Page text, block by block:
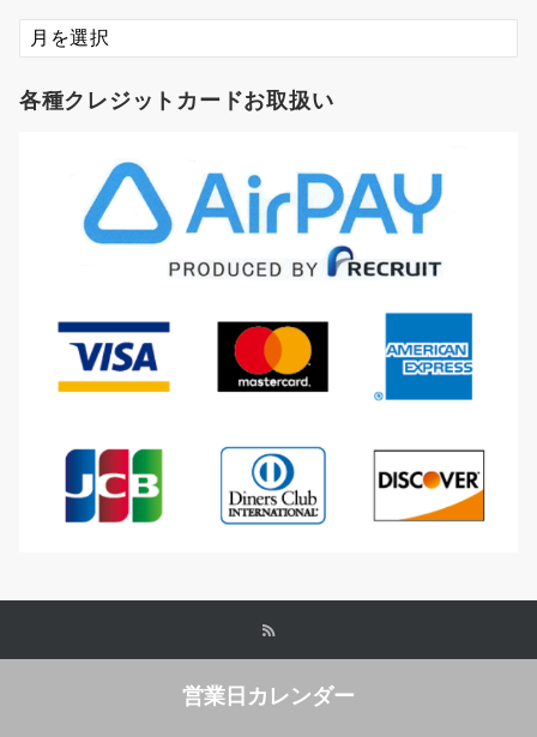
ア
ー
イ
各種クレジットカードお取扱い
営業日カレンダー